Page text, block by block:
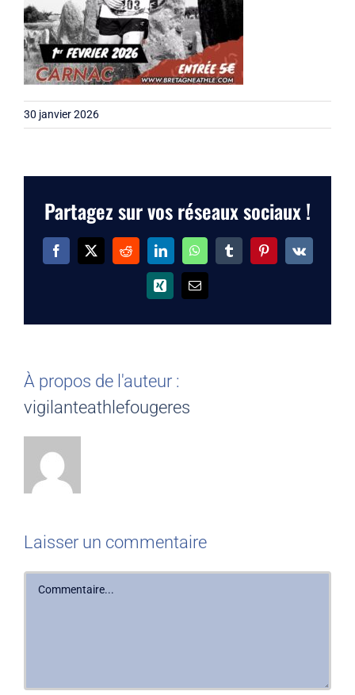
30 janvier 2026
Partagez sur vos réseaux sociaux !
Facebook
X RedditLinkedInWhatsAppTumblrPinterest
Vk
Xing Email
À propos de l'auteur :
vigilanteathlefougeres
Laisser un commentaire
Commentaire